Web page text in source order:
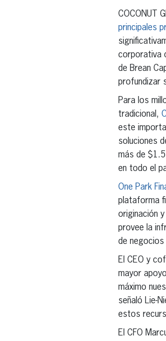
COCONUT
principales
corporativa
de Brean
profundizar
Para los
tradicional,
este
soluciones
más de
en todo el
One Park
plataforma
originación
provee la
de negocios
El CEO y
mayor
máximo
señaló Lie-
estos
El CFO